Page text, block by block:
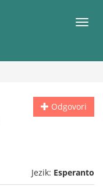
Meni
Odgovori
Jezik: Esperanto